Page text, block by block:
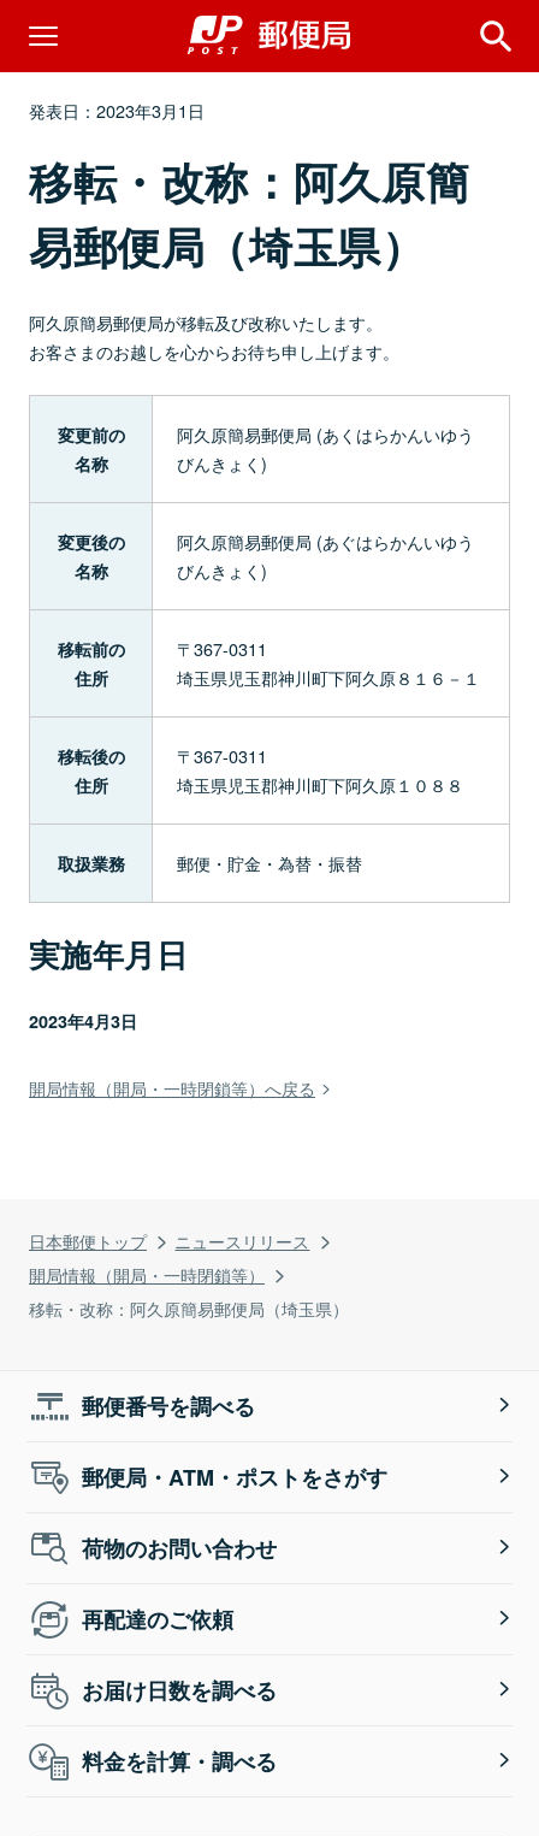
日本郵便トップ
ニュースリリース
開局情報（開局・一時閉鎖等）
移転・改称：阿久原簡易郵便局（埼玉県）
発表日：2023年3月1日
移転・改称：阿久原簡
易郵便局（埼玉県）
阿久原簡易郵便局が移転及び改称いたします。
お客さまのお越しを心からお待ち申し上げます。
変更前の
名称
阿久原簡易郵便局 (あくはらかんいゆう
びんきょく)
変更後の
名称
阿久原簡易郵便局 (あぐはらかんいゆう
びんきょく)
移転前の
住所
〒367-0311
埼玉県児玉郡神川町下阿久原８１６－１
移転後の
住所
〒367-0311
埼玉県児玉郡神川町下阿久原１０８８
取扱業務 郵便・貯金・為替・振替
実施年月日
2023年4月3日
開局情報（開局・一時閉鎖等）へ戻る
郵便番号を調べる
郵便局・ATM・ポストをさがす
荷物のお問い合わせ
再配達のご依頼
お届け日数を調べる
料金を計算・調べる